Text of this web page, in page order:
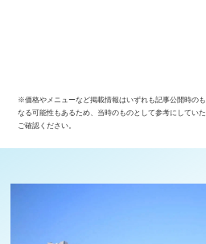
※価格やメニューなど掲載情報はいずれも記事公開時の
なる可能性もあるため、当時のものとして参考にしてい
ご確認ください。